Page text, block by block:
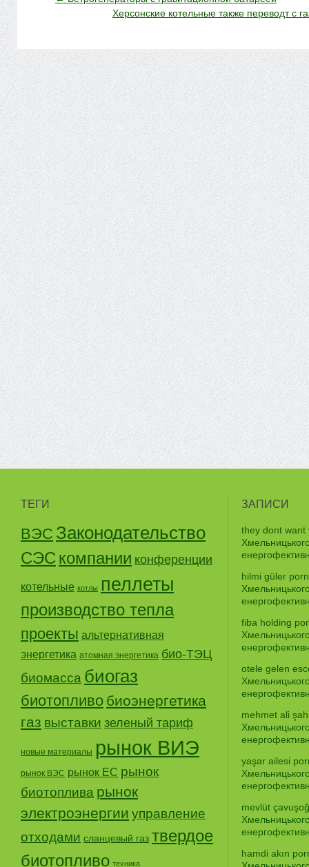
Херсонские котельные также переводт с
ТЕГИ
ВЭС Законодательство
СЭС компании конференции
котельные котлы пеллеты
производство тепла
проекты альтернативная
энергетика атомная энергетика био-ТЭЦ
биомасса биогаз
биотопливо биоэнергетика
газ выставки зеленый тариф
новые материалы рынок ВИЭ
рынок ВЭС рынок ЕС рынок
биотоплива рынок
электроэнергии управление
отходами сланцевый газ твердое
биотопливо техника
ЗАПИСИ
they dont want
hilmi güler
fiba holding
otele gelen
mehmet ali
yaşar ailesi
mevlüt
hamdi akın